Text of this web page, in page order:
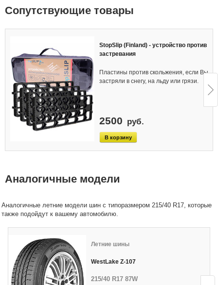
Cопутствующие товары
StopSlip (Finland) - устройство против
застревания
Пластины против скольжения, если Вы
застряли в снегу, на льду или грязи.
2500 руб.
Аналогичные модели
Аналогичные летние модели шин с типоразмером 215/40 R17, которые
также подойдут к вашему автомобилю.
Летние шины
WestLake Z-107
215/40 R17 87W